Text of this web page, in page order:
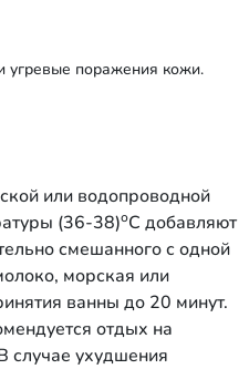
угревые поражения кожи.
или водопроводной
(36-38)оС добавляют
смешанного с одной
морская или
ванны до 20 минут.
отдых на
случае ухудшения